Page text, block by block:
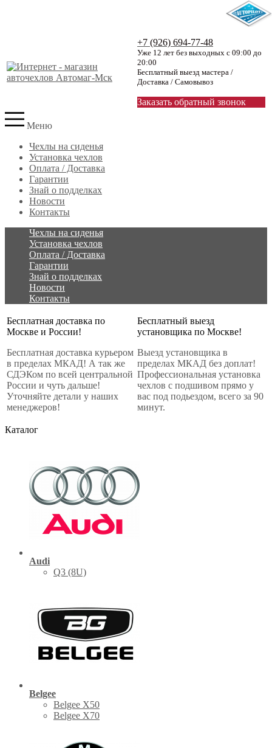
+7 (926) 694-77-48
Уже 12 лет без выходных с 09:00 до
20:00
Бесплатный выезд мастера /
Доставка / Самовывоз
Заказать обратный звонок
Меню
Чехлы на сиденья
Установка чехлов
Оплата / Доставка
Гарантии
Знай о подделках
Новости
Контакты
Чехлы на сиденья
Установка чехлов
Оплата / Доставка
Гарантии
Знай о подделках
Новости
Контакты
Бесплатная доставка по
Москве и России!
Бесплатная доставка курьером
в пределах МКАД! А так же
СДЭКом по всей центральной
России и чуть дальше!
Уточняйте детали у наших
менеджеров!
Бесплатный выезд
установщика по Москве!
Выезд установщика в
пределах МКАД без доплат!
Профессиональная установка
чехлов с подшивом прямо у
вас под подьездом, всего за 90
минут.
Каталог
Audi
Q3 (8U)
Belgee
Belgee X50
Belgee X70